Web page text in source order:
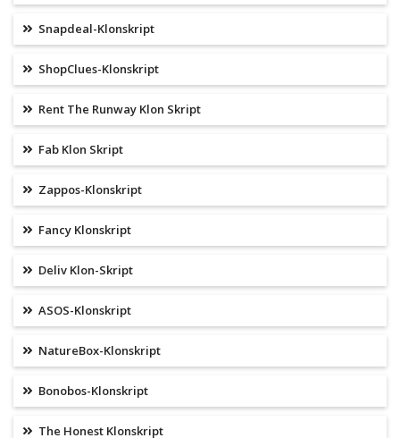
Snapdeal-Klonskript
ShopClues-Klonskript
Rent The Runway Klon Skript
Fab Klon Skript
Zappos-Klonskript
Fancy Klonskript
Deliv Klon-Skript
ASOS-Klonskript
NatureBox-Klonskript
Bonobos-Klonskript
The Honest Klonskript